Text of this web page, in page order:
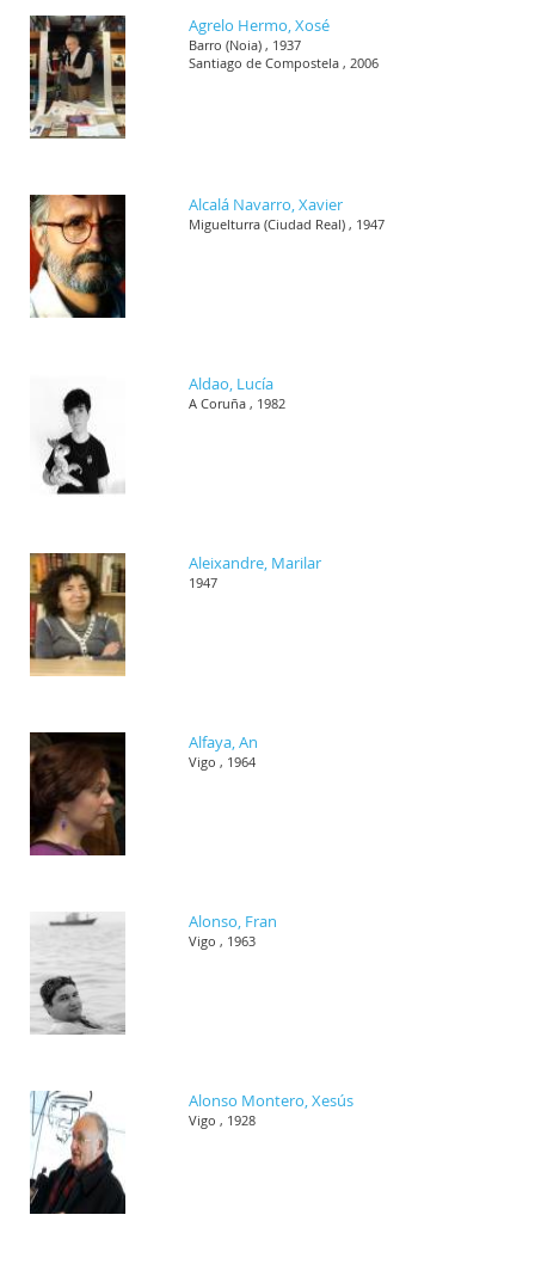
Agrelo Hermo, Xosé
Barro (Noia) , 1937
Santiago de Compostela , 2006
Alcalá Navarro, Xavier
Miguelturra (Ciudad Real) , 1947
Aldao, Lucía
A Coruña , 1982
Aleixandre, Marilar
1947
Alfaya, An
Vigo , 1964
Alonso, Fran
Vigo , 1963
Alonso Montero, Xesús
Vigo , 1928